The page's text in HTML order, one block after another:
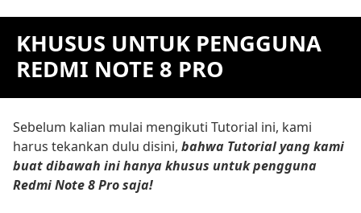
KHUSUS UNTUK PENGGUNA
REDMI NOTE 8 PRO
Sebelum kalian mulai mengikuti Tutorial ini, kami
harus tekankan dulu disini, bahwa Tutorial yang kami
buat dibawah ini hanya khusus untuk pengguna
Redmi Note 8 Pro saja!